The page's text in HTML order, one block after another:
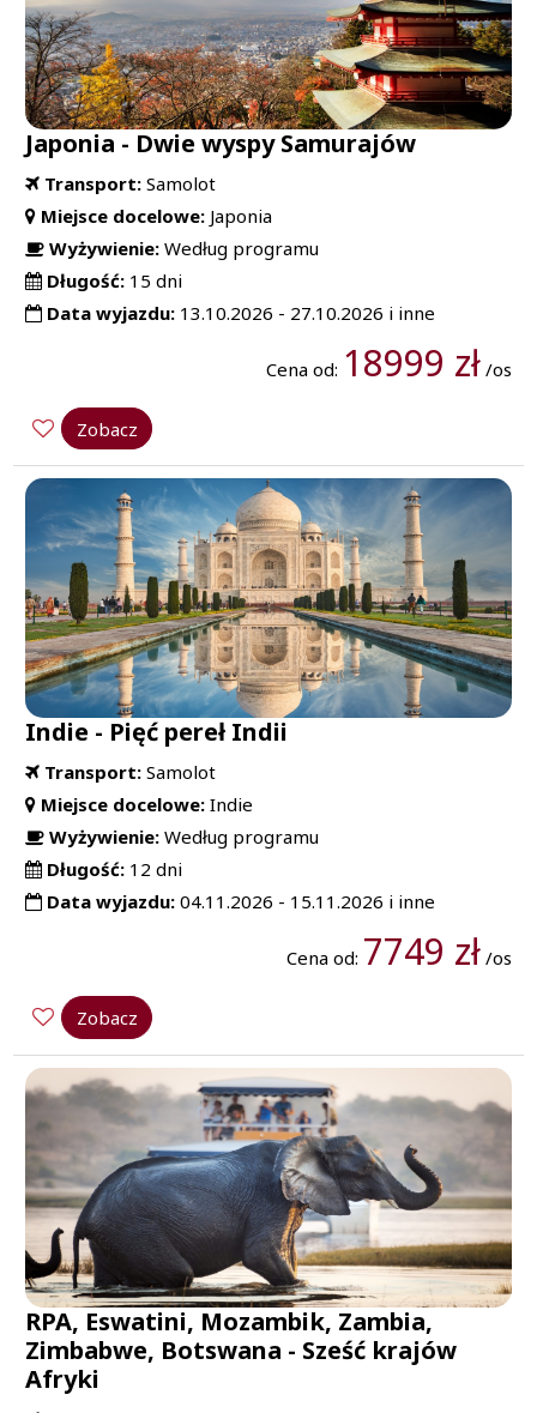
Japonia - Dwie wyspy Samurajów
Transport: Samolot
Miejsce docelowe: Japonia
Wyżywienie: Według programu
Długość: 15 dni
Data wyjazdu: 13.10.2026 - 27.10.2026 i inne
Cena od: 18999 zł/os
Zobacz
Indie - Pięć pereł Indii
Transport: Samolot
Miejsce docelowe: Indie
Wyżywienie: Według programu
Długość: 12 dni
Data wyjazdu:04.11.2026 - 15.11.2026 i inne
Cena od: 7749 zł/os
Zobacz
RPA, Eswatini, Mozambik, Zambia,
Zimbabwe, Botswana - Sześć krajów
Afryki